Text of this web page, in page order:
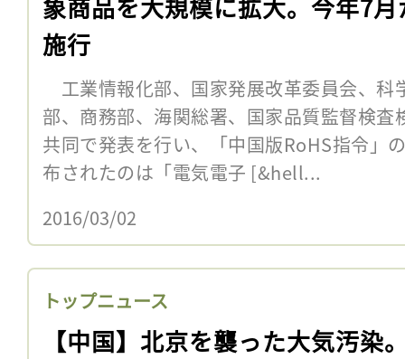
施行
工業情報化部、国家発展改革委員会、科
部、商務部、海関総署、国家品質監督検
共同で発表を行い、「中国版RoHS指令」
布されたのは「電気電子 [&hell...
2016/03/02
トップニュース
【中国】北京を襲った大気汚染